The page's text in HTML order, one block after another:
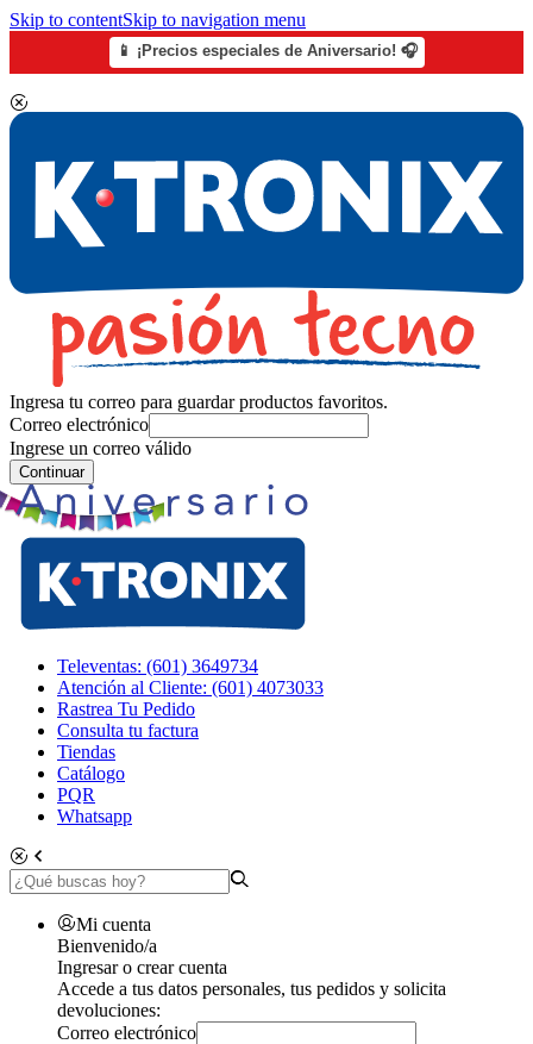
Skip to contentSkip to navigation menu
📱 ¡Precios especiales de Aniversario! 🎧
Ingresa tu correo para guardar productos favoritos.
Correo electrónico
Ingrese un correo válido
Continuar
Televentas: (601) 3649734
Atención al Cliente: (601) 4073033
Rastrea Tu Pedido
Consulta tu factura
Tiendas
Catálogo
PQR
Whatsapp
Mi cuenta
Bienvenido/a
Ingresar o crear cuenta
Accede a tus datos personales, tus pedidos y solicita
devoluciones:
Correo electrónico